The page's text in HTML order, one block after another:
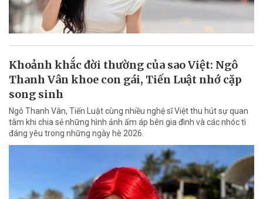
Khoảnh khắc đời thường của sao Việt: Ngô
Thanh Vân khoe con gái, Tiến Luật nhớ cặp
song sinh
Ngô Thanh Vân, Tiến Luật cùng nhiều nghệ sĩ Việt thu hút sự quan
tâm khi chia sẻ những hình ảnh ấm áp bên gia đình và các nhóc tì
đáng yêu trong những ngày hè 2026.